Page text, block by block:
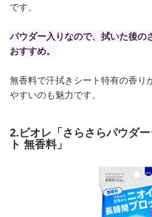
です。
パウダー入りなので、拭いた後の
おすすめ。
無香料で汗拭きシート特有の香り
やすいのも魅力です。
2.ビオレ「さらさらパウダ
ト 無香料」